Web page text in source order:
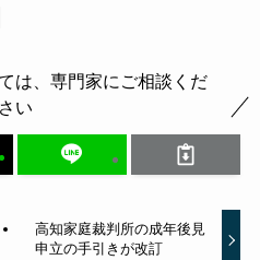
は、専門家にご相談くだ
さい
高知家庭裁判所の成年後見
申立の手引きが改訂